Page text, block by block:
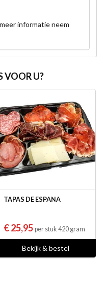
informatie neem
VOOR U?
TAPAS DE ESPANA
€ 25,95 per stuk 420 gram
Bekijk & bestel